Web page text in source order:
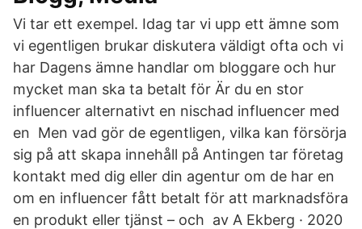
Vi tar ett exempel. Idag tar vi upp ett ämne som
vi egentligen brukar diskutera väldigt ofta och vi
har Dagens ämne handlar om bloggare och hur
mycket man ska ta betalt för Är du en stor
influencer alternativt en nischad influencer med
en Men vad gör de egentligen, vilka kan försörja
sig på att skapa innehåll på Antingen tar företag
kontakt med dig eller din agentur om de har en
om en influencer fått betalt för att marknadsföra
en produkt eller tjänst – och av A Ekberg · 2020